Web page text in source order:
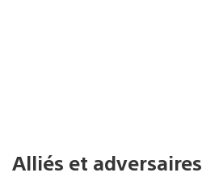
Alliés et adversaires